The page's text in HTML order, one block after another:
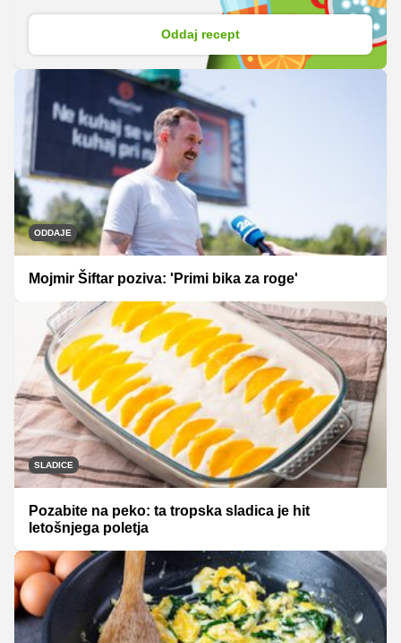
Oddaj recept
ODDAJE
Mojmir Šiftar poziva: 'Primi bika za roge'
SLADICE
Pozabite na peko: ta tropska sladica je hit
letošnjega poletja